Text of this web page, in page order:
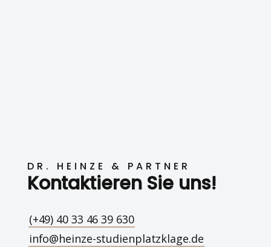
DR. HEINZE & PARTNER
Kontaktieren Sie uns!
(+49) 40 33 46 39 630
info@heinze-studienplatzklage.de